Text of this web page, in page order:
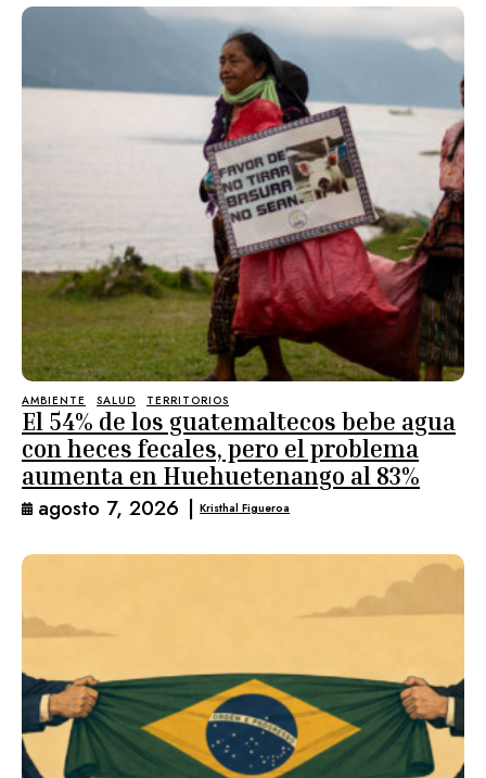
AMBIENTE SALUD TERRITORIOS
El 54% de los guatemaltecos bebe agua
con heces fecales, pero el problema
aumenta en Huehuetenango al 83%
agosto 7, 2026 | Kristhal Figueroa